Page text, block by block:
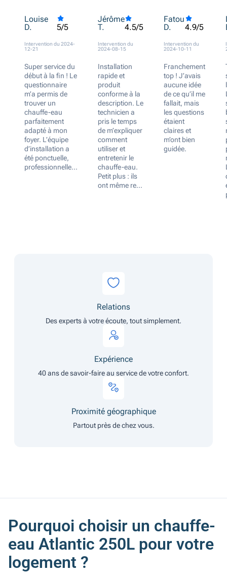
Louise
D.
5/5
Intervention du 2024-
12-21
Super service du
début à la fin ! Le
questionnaire
m’a permis de
trouver un
chauffe-eau
parfaitement
adapté à mon
foyer. L’équipe
d’installation a
été ponctuelle,
professionnelle...
Jérôme
T.
4.5/5
Intervention du
2024-08-15
Installation
rapide et
produit
conforme à la
description. Le
technicien a
pris le temps
de m’expliquer
comment
utiliser et
entretenir le
chauffe-eau.
Petit plus : ils
ont même re...
Fatou
D.
4.9/5
Intervention du
2024-10-11
Franchement
top ! J’avais
aucune idée
de ce qu’il me
fallait, mais
les questions
étaient
claires et
m’ont bien
guidée.
Relations
Des experts à votre écoute, tout simplement.
Expérience
40 ans de savoir-faire au service de votre confort.
Proximité géographique
Partout près de chez vous.
Pourquoi choisir un chauffe-
eau Atlantic 250L pour votre
logement ?